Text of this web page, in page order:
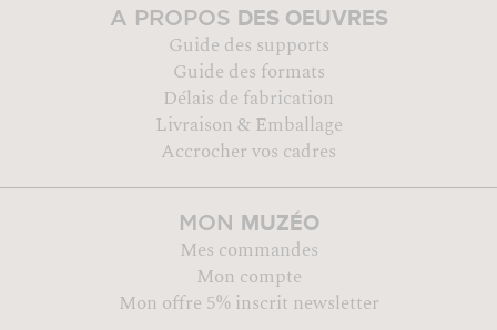
A PROPOS DES OEUVRES
Guide des supports
Guide des formats
Délais de fabrication
Livraison & Emballage
Accrocher vos cadres
MON MUZÉO
Mes commandes
Mon compte
Mon offre 5% inscrit newsletter